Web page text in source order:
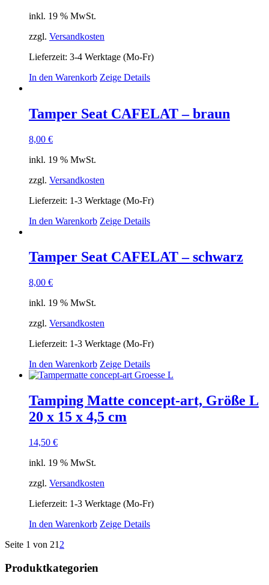
inkl. 19 % MwSt.
zzgl. Versandkosten
Lieferzeit: 3-4 Werktage (Mo-Fr)
In den Warenkorb Zeige Details
Tamper Seat CAFELAT – braun
8,00 €
inkl. 19 % MwSt.
zzgl. Versandkosten
Lieferzeit: 1-3 Werktage (Mo-Fr)
In den Warenkorb Zeige Details
Tamper Seat CAFELAT – schwarz
8,00 €
inkl. 19 % MwSt.
zzgl. Versandkosten
Lieferzeit: 1-3 Werktage (Mo-Fr)
In den Warenkorb Zeige Details
Tamping Matte concept-art, Größe L
20 x 15 x 4,5 cm
14,50 €
inkl. 19 % MwSt.
zzgl. Versandkosten
Lieferzeit: 1-3 Werktage (Mo-Fr)
In den Warenkorb Zeige Details
Seite 1 von 21 2
Produktkategorien